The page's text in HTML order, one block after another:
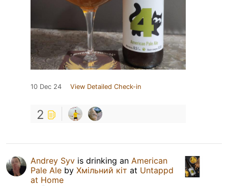
10 Dec 24 View Detailed Check-in
2
Andrey Syv is drinking an American
Pale Ale by Хмільний кіт at Untappd
at Home